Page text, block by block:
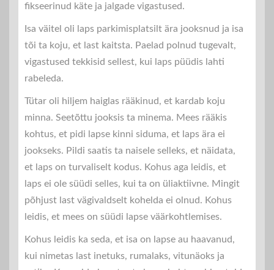
fikseerinud käte ja jalgade vigastused.
Isa väitel oli laps parkimisplatsilt ära jooksnud ja isa
tõi ta koju, et last kaitsta. Paelad polnud tugevalt,
vigastused tekkisid sellest, kui laps püüdis lahti
rabeleda.
Tütar oli hiljem haiglas rääkinud, et kardab koju
minna. Seetõttu jooksis ta minema. Mees rääkis
kohtus, et pidi lapse kinni siduma, et laps ära ei
jookseks. Pildi saatis ta naisele selleks, et näidata,
et laps on turvaliselt kodus. Kohus aga leidis, et
laps ei ole süüdi selles, kui ta on üliaktiivne. Mingit
põhjust last vägivaldselt kohelda ei olnud. Kohus
leidis, et mees on süüdi lapse väärkohtlemises.
Kohus leidis ka seda, et isa on lapse au haavanud,
kui nimetas last inetuks, rumalaks, vitunäoks ja